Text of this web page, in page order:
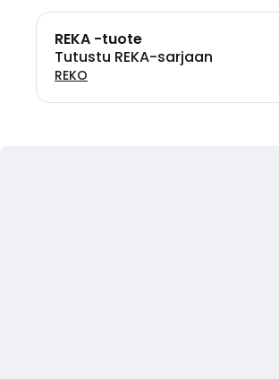
REKA -tuote
Tutustu REKA-sarjaan
REKO